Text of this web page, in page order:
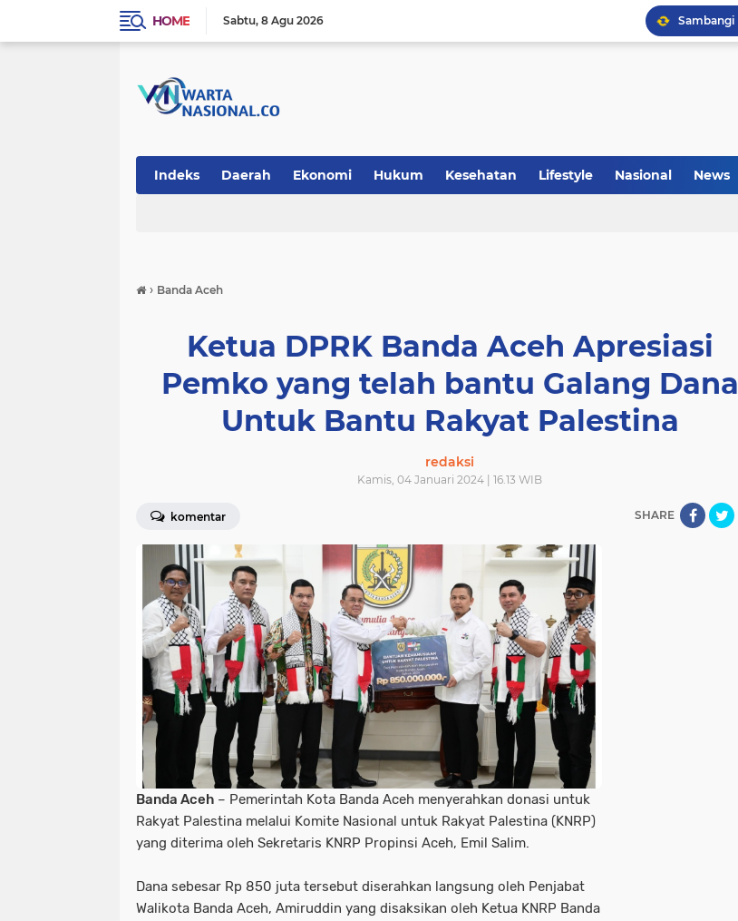
HOME Sabtu 8 Agu 2026
Indeks Daerah Ekonomi Hukum Kesehatan Lifestyle Nasional News
› Banda Aceh
Ketua DPRK Banda Aceh Apresiasi
Pemko yang telah bantu Galang Dana
Untuk Bantu Rakyat Palestina
redaksi
Kamis, 04 Januari 2024 | 16.13 WIB
komentar SHARE
Banda Aceh – Pemerintah Kota Banda Aceh menyerahkan donasi untuk
Rakyat Palestina melalui Komite Nasional untuk Rakyat Palestina (KNRP)
yang diterima oleh Sekretaris KNRP Propinsi Aceh, Emil Salim.
Dana sebesar Rp 850 juta tersebut diserahkan langsung oleh Penjabat
Walikota Banda Aceh, Amiruddin yang disaksikan oleh Ketua KNRP Banda